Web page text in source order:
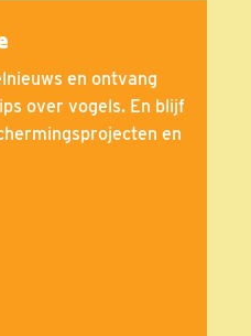
en ontvang
over vogels. En blijf
en